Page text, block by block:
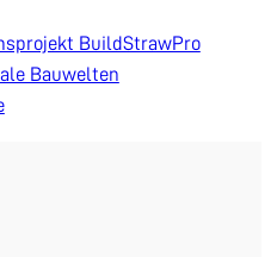
BuildStrawPro
Bauwelten